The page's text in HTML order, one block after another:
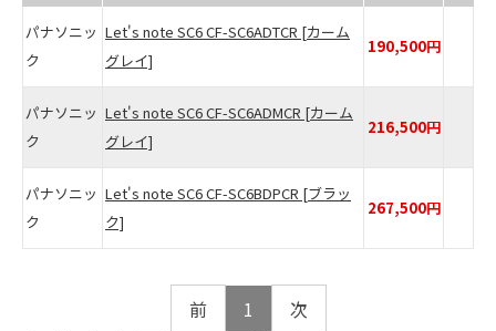
パナソニッ
ク
Let's note SC6 CF-SC6ADTCR [カーム
グレイ]
190,500円
パナソニッ
ク
Let's note SC6 CF-SC6ADMCR [カーム
グレイ]
216,500円
パナソニッ
ク
Let's note SC6 CF-SC6BDPCR [ブラッ
ク]
267,500円
前 1 次